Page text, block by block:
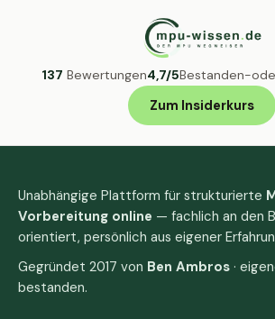
137 Bewertungen4,7/5Bestanden-
Zum Insiderkurs
Unabhängige Plattform für strukturierte
Vorbereitung online — fachlich an den
orientiert, persönlich aus eigener
Gegründet 2017 von Ben Ambros ·
bestanden.